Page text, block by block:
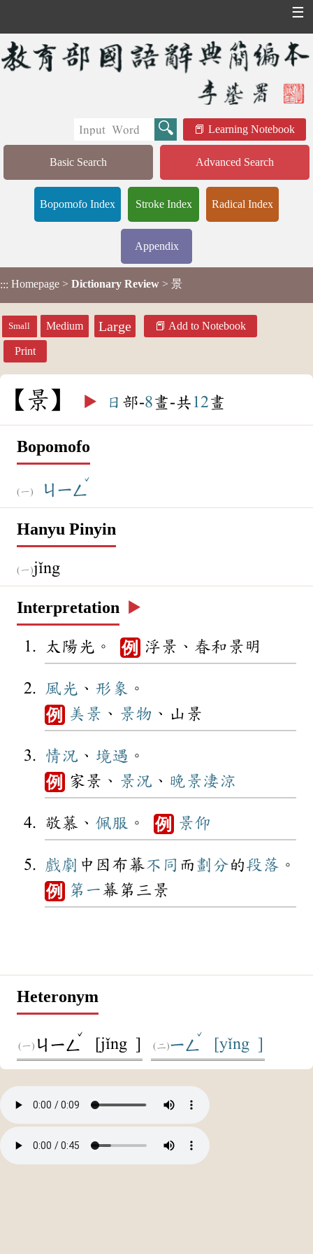
☰
Learning Notebook
Basic Search Advanced Search
Bopomofo Index Stroke Index Radical Index
Appendix
::: Homepage > Dictionary Review > 景
Small Medium Large Add to Notebook
Print
景 ▶️ 日 部-8畫-共 12畫
Bopomofo
ㄐㄧㄥ
ˇ
Hanyu Pinyin
jǐng
Interpretation ▶️
太陽光。 例 浮景、春和景明
風光 、 形象 。
例 美景 、 景物 、山景
情況 、 境遇 。
例 家景、 景況 、 晚景淒涼
敬慕、 佩服 。 例 景仰
戲劇 中因布幕不同 而 劃分的段落 。
例 第一 幕第三景
Heteronym
ㄐㄧㄥ
ˇ
[jǐng ] ㄧㄥ
ˇ
[yǐng ]